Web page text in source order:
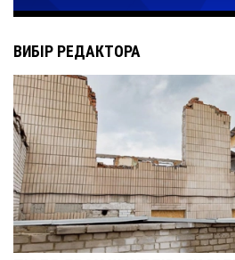
ВИБІР РЕДАКТОРА